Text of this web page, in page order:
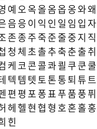
예 오옥올옴옵옹와왜
음응이 익 인 일 임 입자
존종주죽준줄중지 직
청 체 초촐추축춘출취
케 코콘콜콰쾰 쿠쿤쿨
텍 템 텟 토톤통퇴튜트
편 평 포퐁표푸품풍퓌
헤헬 현협 형 호혼홀홍
힌